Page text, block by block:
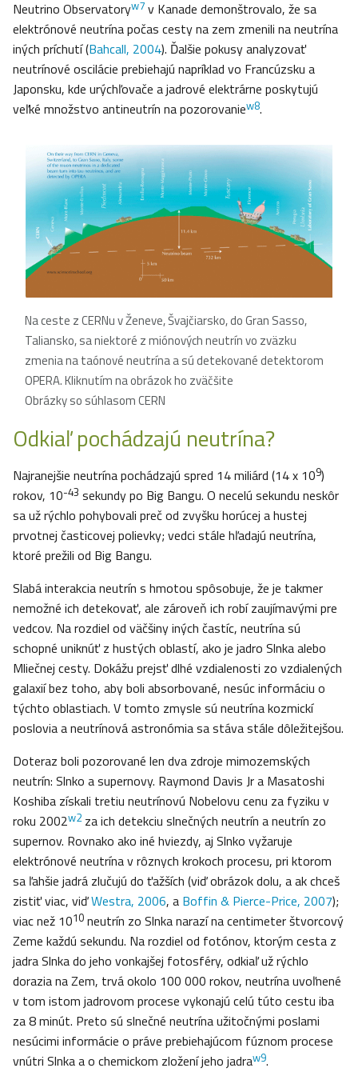
Neutrino Observatoryw7 v Kanade demonštrovalo, že sa
elektrónové neutrína počas cesty na zem zmenili na neutrína
iných príchutí (Bahcall, 2004). Ďalšie pokusy analyzovať
neutrínové oscilácie prebiehajú napríklad vo Francúzsku a
Japonsku, kde urýchľovače a jadrové elektrárne poskytujú
veľké množstvo antineutrín na pozorovaniew8.
Na ceste z CERNu v Ženeve, Švajčiarsko, do Gran Sasso,
Taliansko, sa niektoré z miónových neutrín vo zväzku
zmenia na taónové neutrína a sú detekované detektorom
OPERA. Kliknutím na obrázok ho zväčšite
Obrázky so súhlasom CERN
Odkiaľ pochádzajú neutrína?
Najranejšie neutrína pochádzajú spred 14 miliárd (14 x 109)
rokov, 10-43 sekundy po Big Bangu. O necelú sekundu neskôr
sa už rýchlo pohybovali preč od zvyšku horúcej a hustej
prvotnej časticovej polievky; vedci stále hľadajú neutrína,
ktoré prežili od Big Bangu.
Slabá interakcia neutrín s hmotou spôsobuje, že je takmer
nemožné ich detekovať, ale zároveň ich robí zaujímavými pre
vedcov. Na rozdiel od väčšiny iných častíc, neutrína sú
schopné uniknúť z hustých oblastí, ako je jadro Slnka alebo
Mliečnej cesty. Dokážu prejsť dlhé vzdialenosti zo vzdialených
galaxií bez toho, aby boli absorbované, nesúc informáciu o
týchto oblastiach. V tomto zmysle sú neutrína kozmickí
poslovia a neutrínová astronómia sa stáva stále dôležitejšou.
Doteraz boli pozorované len dva zdroje mimozemských
neutrín: Slnko a supernovy. Raymond Davis Jr a Masatoshi
Koshiba získali tretiu neutrínovú Nobelovu cenu za fyziku v
roku 2002w2za ich detekciu slnečných neutrín a neutrín zo
supernov. Rovnako ako iné hviezdy, aj Slnko vyžaruje
elektrónové neutrína v rôznych krokoch procesu, pri ktorom
sa ľahšie jadrá zlučujú do ťažších (viď obrázok dolu, a ak chceš
zistiť viac, viďWestra, 2006, a Boffin & Pierce-Price, 2007);
viac než 1010 neutrín zo Slnka narazí na centimeter štvorcový
Zeme každú sekundu. Na rozdiel od fotónov, ktorým cesta z
jadra Slnka do jeho vonkajšej fotosféry, odkiaľ už rýchlo
dorazia na Zem, trvá okolo 100 000 rokov, neutrína uvoľnené
v tom istom jadrovom procese vykonajú celú túto cestu iba
za 8 minút. Preto sú slnečné neutrína užitočnými poslami
nesúcimi informácie o práve prebiehajúcom fúznom procese
vnútri Slnka a o chemickom zložení jeho jadraw9.